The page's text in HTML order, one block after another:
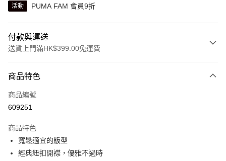
活動 PUMA FAM 會員9折
付款與運送
送貨上門滿HK$399.00免運費
信用卡
線上付款
Alipay, PayMe, WeChat Pay, UnionPay, FPS
送貨方式
單筆訂單淨值滿$399可享免運費優惠
商品特色
商品編號
609251
商品特色
寬鬆適宜的版型
經典紐扣開襟，優雅不過時